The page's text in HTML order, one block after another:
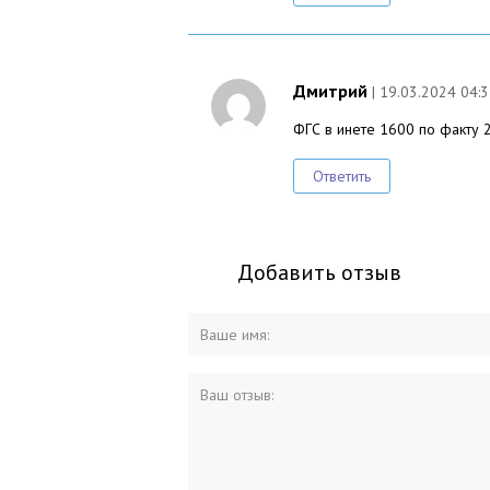
Дмитрий | 19.03.2024
ФГС в инете 1600 по факту
Ответить
Добавить отзыв